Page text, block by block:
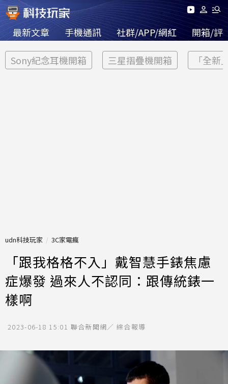
最新文章 手機通訊 社群/APP/網紅 開箱/評
Sony紀念耳機開箱 三星摺疊機開箱 「全新
udn科技玩家 3C家電瘋
「跟我格格不入」戴智慧手錶焦慮
症爆發 過來人不認同：跟傳統錶一
樣啊
2023-06-18 15:01 聯合新聞網／ 綜合報導